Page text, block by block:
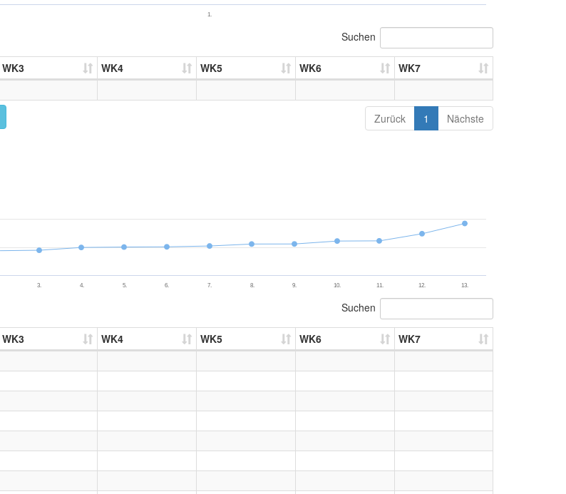
1.
Suchen
WK3 WK4 WK5 WK6 WK7
Zurück 1 Nächste
3. 4. 5. 6. 7. 8. 9. 10. 11. 12. 13.
Suchen
WK3 WK4 WK5 WK6 WK7